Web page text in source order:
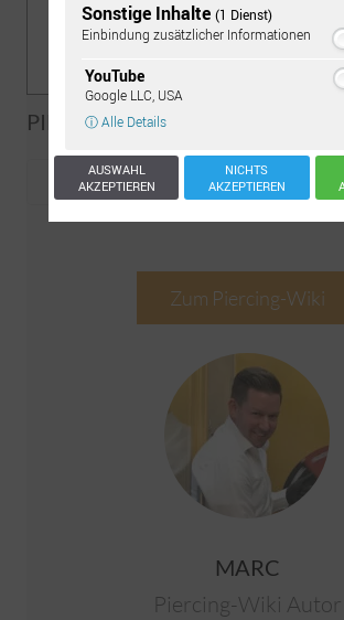
DER BAUCH
PIERCING-WIKI SUCHE
Zum Piercing-Wiki
MARC
Piercing-Wiki Autor
Sonstige Inhalte (1 Dienst)
Einbindung zusätzlicher Informationen
YouTube
Google LLC, USA
ⓘ Alle Details
AUSWAHL
AKZEPTIEREN
NICHTS
AKZEPTIEREN